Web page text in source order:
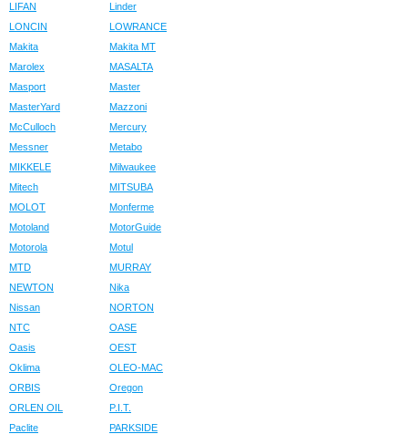
LIFAN
Linder
LONCIN
LOWRANCE
Makita
Makita MT
Marolex
MASALTA
Masport
Master
MasterYard
Mazzoni
McCulloch
Mercury
Messner
Metabo
MIKKELE
Milwaukee
Mitech
MITSUBA
MOLOT
Monferme
Motoland
MotorGuide
Motorola
Motul
MTD
MURRAY
NEWTON
Nika
Nissan
NORTON
NTC
OASE
Oasis
OEST
Oklima
OLEO-MAC
ORBIS
Oregon
ORLEN OIL
P.I.T.
Paclite
PARKSIDE